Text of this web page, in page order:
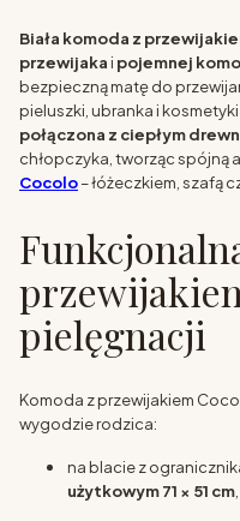
Biała komoda z
przewijaka i pojemnej
bezpieczną matę do
pieluszki, ubranka i
połączona z ciepłym
chłopczyka, tworząc spójną
Cocolo– łóżeczkiem, szafą
pielęgnacji
Komoda z przewijakiem
wygodzie rodzica:
na blacie z
użytkowym 71 × 51 cm,